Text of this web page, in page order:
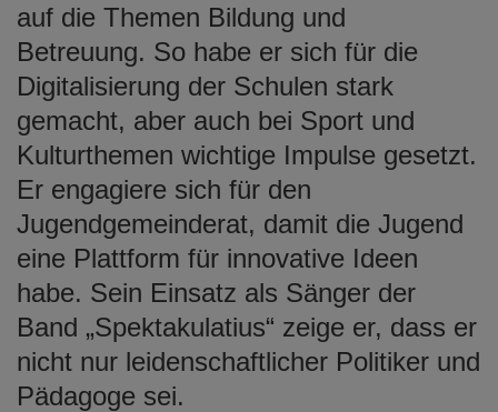
auf die Themen Bildung und
Betreuung. So habe er sich für die
Digitalisierung der Schulen stark
gemacht, aber auch bei Sport und
Kulturthemen wichtige Impulse gesetzt.
Er engagiere sich für den
Jugendgemeinderat, damit die Jugend
eine Plattform für innovative Ideen
habe. Sein Einsatz als Sänger der
Band „Spektakulatius“ zeige er, dass er
nicht nur leidenschaftlicher Politiker und
Pädagoge sei.